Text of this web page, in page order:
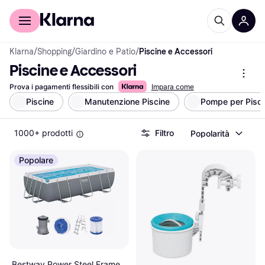
Per il tuo shopping
Klarna/Shopping/Giardino e Patio/Piscine e Accessori
Piscine e Accessori
Prova i pagamenti flessibili con Impara come
Piscine Manutenzione Piscine Pompe per
1000+ prodotti Filtro Popolarità
Popolare